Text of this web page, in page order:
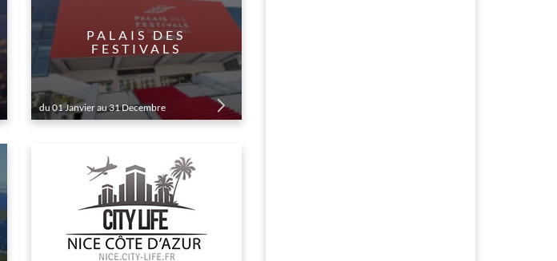
PALAIS DES
FESTIVALS
du 01 Janvier au 31 Decembre